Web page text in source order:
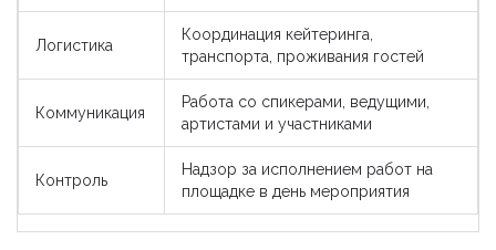
Логистика
Координация кейтеринга,
транспорта, проживания гостей
Коммуникация
Работа со спикерами, ведущими,
артистами и участниками
Контроль
Надзор за исполнением работ на
площадке в день мероприятия